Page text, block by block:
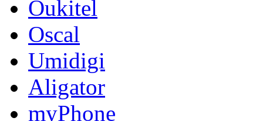
Oukitel
Oscal
Umidigi
Aligator
myPhone